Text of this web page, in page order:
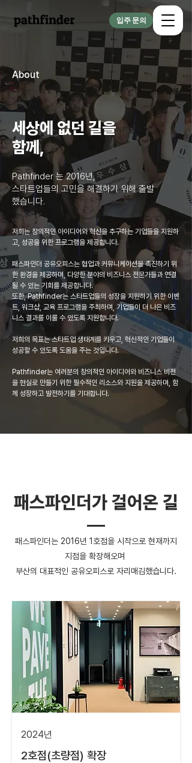
입주 문의
About
세상에 없던 길을
​함께,
Pathfinder 는 2016년,
스타트업들의 고민을 해결하기 위해 출발
했습니다.
저희는 창의적인 아이디어와 혁신을 추구하는 기업들을 지원하
고, 성공을 위한 프로그램을 제공합니다.
패스파인더 공유오피스는 협업과 커뮤니케이션을 촉진하기 위
한 환경을 제공하며, 다양한 분야의 비즈니스 전문가들과 연결
될 수 있는 기회를 제공합니다.
또한, Pathfinder는 스타트업들의 성장을 지원하기 위한 이벤
트, 워크샵, 교육 프로그램을 주최하며, 기업들이 더 나은 비즈
니스 결과를 이룰 수 있도록 지원합니다.
저희의 목표는 스타트업 생태계를 키우고, 혁신적인 기업들이
성공할 수 있도록 도움을 주는 것입니다.
Pathfinder는 여러분의 창의적인 아이디어와 비즈니스 비전
을 현실로 만들기 위한 필수적인 리소스와 지원을 제공하며, 함
께 성장하고 발전하기를 기대합니다.
패스파인더가 걸어온 길
패스파인더는 2016년 1호점을 시작으로 현재까지
지점을 확장해오며
​부산의 대표적인 공유오피스로 자리매김했습니다.
2024년
2호점(초량점) 확장